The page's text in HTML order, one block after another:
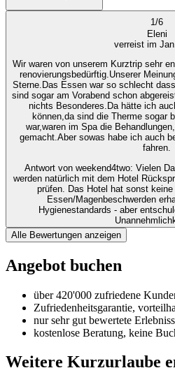
1/6
Eleni
verreist im
Wir waren von unserem Kurztrip sehr
renovierungsbedürftig.Unserer
Sterne.Das Essen war so schlecht
sind sogar am Vorabend schon
nichts Besonderes.Da hätte ich
können,da sind die Therme sogar
war,waren im Spa die
gemacht.Aber sowas habe ich auch
fahren.
Antwort von weekend4two: Vielen
werden natürlich mit dem Hotel
prüfen. Das Hotel hat sonst
Essen/Magenbeschwerden
Hygienestandards - aber
Alle Bewertungen anzeigen
Angebot buchen
über 420'000 zufriedene
Zufriedenheitsgarantie,
nur sehr gut bewertete
kostenlose Beratung, keine
Weitere Kurzurlaube